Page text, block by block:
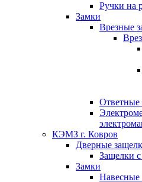
Ручки на
Замки
Врезные
КЭМЗ г. Ковров
Дверные
Защелки
Замки
Навесные